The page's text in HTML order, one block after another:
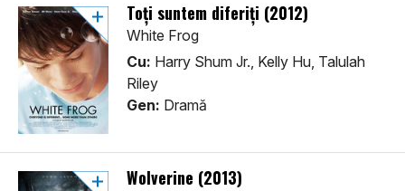
Toți suntem diferiți (2012)
White Frog
Cu: Harry Shum Jr., Kelly Hu, Talulah
Riley
Gen: Dramă
Wolverine (2013)